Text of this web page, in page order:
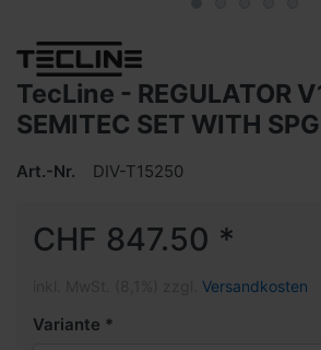
TecLine - REGULATOR
SEMITEC SET WITH
Art.-Nr. DIV-T15250
CHF 847.50 *
Versandkosten
Variante